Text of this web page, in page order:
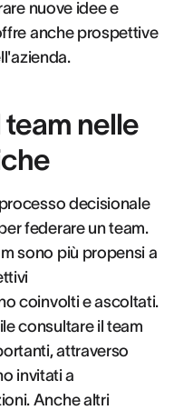
nuove idee e
anche prospettive
nelle
decisionale
federare un team.
sono più propensi a
coinvolti e ascoltati.
consultare il team
attraverso
invitati a
Anche altri